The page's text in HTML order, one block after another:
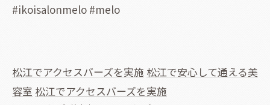
#ikoisalonmelo #melo
松江でアクセスバーズを実施 松江で安心して通える美
容室 松江でアクセスバーズを実施